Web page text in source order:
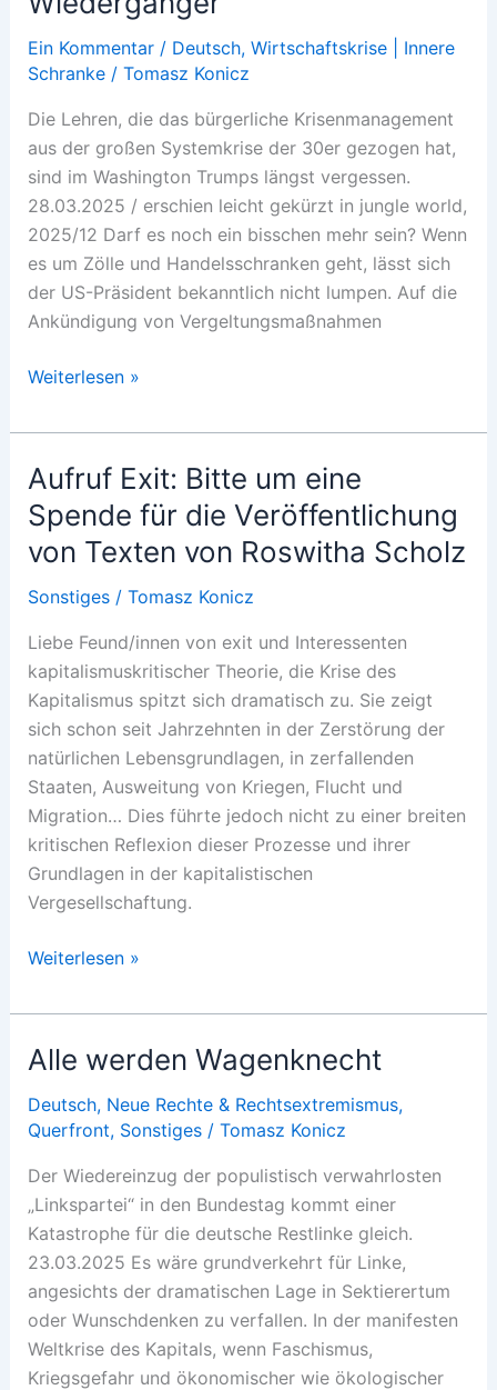
Ein Kommentar / Deutsch, Wirtschaftskrise | Innere
Schranke/ Tomasz Konicz
Die Lehren, die das bürgerliche Krisenmanagement
aus der großen Systemkrise der 30er gezogen hat,
sind im Washington Trumps längst vergessen.
28.03.2025 / erschien leicht gekürzt in jungle world,
2025/12 Darf es noch ein bisschen mehr sein? Wenn
es um Zölle und Handelsschranken geht, lässt sich
der US-Präsident bekanntlich nicht lumpen. Auf die
Ankündigung von Vergeltungsmaßnahmen
Protektionistische
Weiterlesen »
Aufruf Exit: Bitte um eine
Spende für die Veröffentlichung
von Texten von Roswitha Scholz
Sonstiges/ Tomasz Konicz
Liebe Feund/innen von exit und Interessenten
kapitalismuskritischer Theorie, die Krise des
Kapitalismus spitzt sich dramatisch zu. Sie zeigt
sich schon seit Jahrzehnten in der Zerstörung der
natürlichen Lebensgrundlagen, in zerfallenden
Staaten, Ausweitung von Kriegen, Flucht und
Migration… Dies führte jedoch nicht zu einer breiten
kritischen Reflexion dieser Prozesse und ihrer
Grundlagen in der kapitalistischen
Vergesellschaftung.
Aufruf
Bitte
um
eine
Spende
für
Veröffentlichung
von
Texten
von
Roswitha
Scholz
Weiterlesen »
Alle werden Wagenknecht
Deutsch, Neue Rechte & Rechtsextremismus,
Querfront, Sonstiges/ Tomasz Konicz
Der Wiedereinzug der populistisch verwahrlosten
„Linkspartei“ in den Bundestag kommt einer
Katastrophe für die deutsche Restlinke gleich.
23.03.2025 Es wäre grundverkehrt für Linke,
angesichts der dramatischen Lage in Sektierertum
oder Wunschdenken zu verfallen. In der manifesten
Weltkrise des Kapitals, wenn Faschismus,
Kriegsgefahr und ökonomischer wie ökologischer